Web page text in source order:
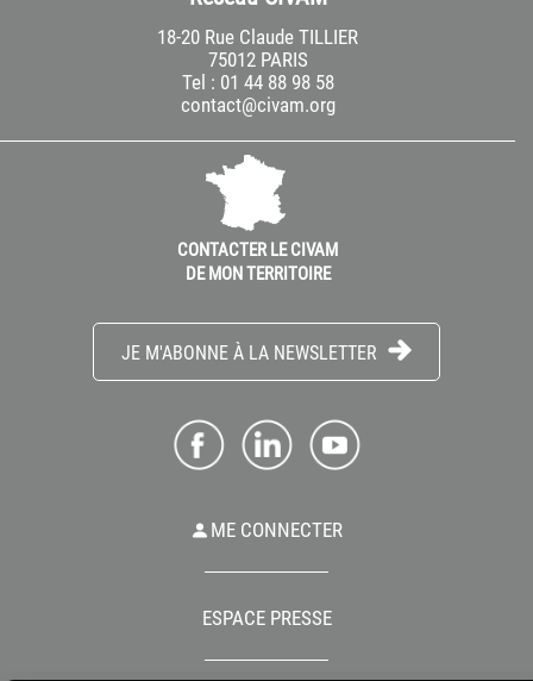
18-20 Rue Claude TILLIER
75012 PARIS
Tel : 01 44 88 98 58
contact@civam.org
CONTACTER LE CIVAM
DE MON TERRITOIRE
JE M'ABONNE À LA NEWSLETTER
ME CONNECTER
ESPACE PRESSE